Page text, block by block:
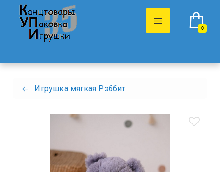
0
Игрушка мягкая Рэббит